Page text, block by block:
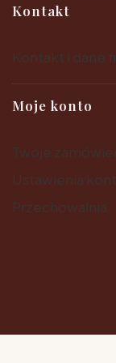
Kontakt
Moje konto